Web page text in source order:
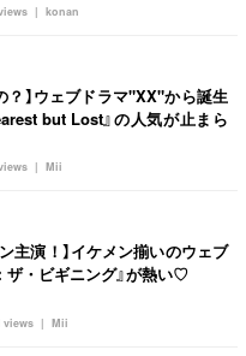
ク
konan
Mii
？】ウェブドラマ"XX"から誕生
but Lost』の人気が止まら
Mii
views
主演！】イケメン揃いのウェブ
ザ・ビギニング』が熱い♡